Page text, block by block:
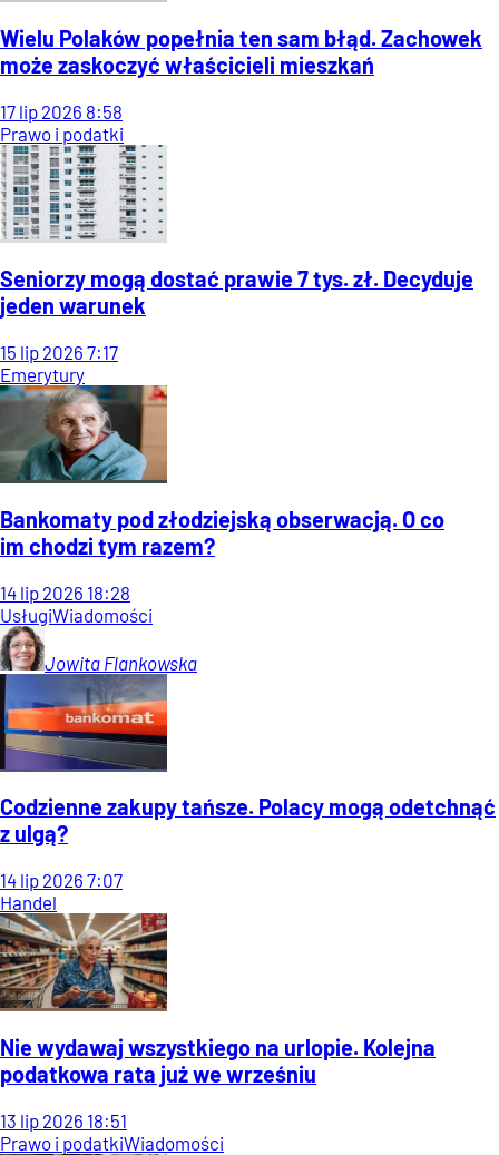
Wielu Polaków popełnia ten sam błąd. Zachowek
może zaskoczyć właścicieli mieszkań
17 lip 2026 8:58
Prawo i podatki
Seniorzy mogą dostać prawie 7 tys. zł. Decyduje
jeden warunek
15 lip 2026 7:17
Emerytury
Bankomaty pod złodziejską obserwacją. O co
im chodzi tym razem?
14 lip 2026 18:28
UsługiWiadomości
Jowita Flankowska
Codzienne zakupy tańsze. Polacy mogą odetchnąć
z ulgą?
14 lip 2026 7:07
Handel
Nie wydawaj wszystkiego na urlopie. Kolejna
podatkowa rata już we wrześniu
13 lip 2026 18:51
Prawo i podatkiWiadomości